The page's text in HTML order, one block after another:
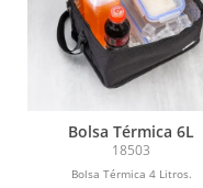
Bolsa Térmica 6L
18503
Bolsa Térmica 4 Litros.